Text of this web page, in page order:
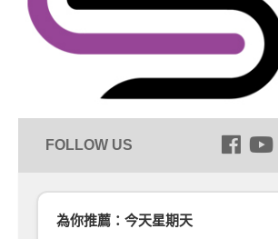
為你推薦：今天星期天